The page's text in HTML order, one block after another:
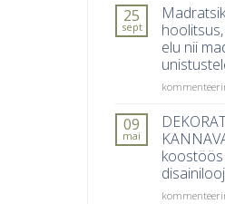
kõige
sagedamini
teevad
õige
aastaaja
ja
kehatunde
järgi?
25
sept
elu nii
nähtamatu
hoolitsus,
mis
kingib
pikema
elu
09
mai